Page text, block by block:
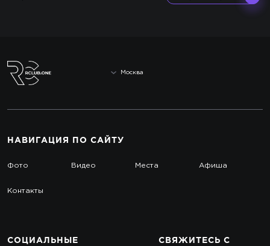
Москва
НАВИГАЦИЯ ПО САЙТУ
Фото Видео Места Афиша
Контакты
СОЦИАЛЬНЫЕ
СВЯЖИТЕСЬ С